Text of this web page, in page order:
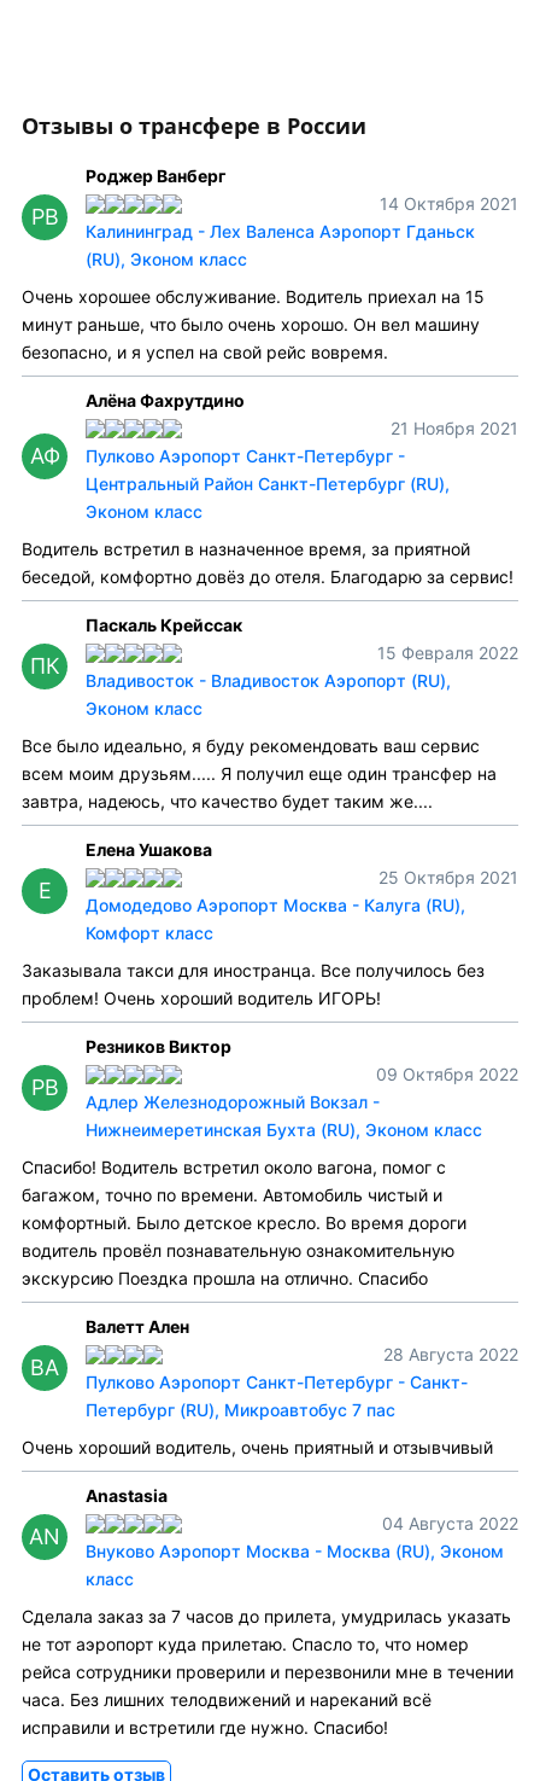
Отзывы о трансфере в России
РВ
Роджер Ванберг
14 Октября 2021
Калининград - Лех Валенса Аэропорт Гданьск
(RU), Эконом класс
Очень хорошее обслуживание. Водитель приехал на 15
минут раньше, что было очень хорошо. Он вел машину
безопасно, и я успел на свой рейс вовремя.
АФ
Алёна Фахрутдино
21 Ноября 2021
Пулково Аэропорт Санкт-Петербург -
Центральный Район Санкт-Петербург (RU),
Эконом класс
Водитель встретил в назначенное время, за приятной
беседой, комфортно довёз до отеля. Благодарю за сервис!
ПК
Паскаль Крейссак
15 Февраля 2022
Владивосток - Владивосток Аэропорт (RU),
Эконом класс
Все было идеально, я буду рекомендовать ваш сервис
всем моим друзьям..... Я получил еще один трансфер на
завтра, надеюсь, что качество будет таким же....
Е
Елена Ушакова
25 Октября 2021
Домодедово Аэропорт Москва - Калуга (RU),
Комфорт класс
Заказывала такси для иностранца. Все получилось без
проблем! Очень хороший водитель ИГОРЬ!
РВ
Резников Виктор
09 Октября 2022
Адлер Железнодорожный Вокзал -
Нижнеимеретинская Бухта (RU), Эконом класс
Спасибо! Водитель встретил около вагона, помог с
багажом, точно по времени. Автомобиль чистый и
комфортный. Было детское кресло. Во время дороги
водитель провёл познавательную ознакомительную
экскурсию Поездка прошла на отлично. Спасибо
ВА
Валетт Ален
28 Августа 2022
Пулково Аэропорт Санкт-Петербург - Санкт-
Петербург (RU), Микроавтобус 7 пас
Очень хороший водитель, очень приятный и отзывчивый
AN
Anastasia
04 Августа 2022
Внуково Аэропорт Москва - Москва (RU), Эконом
класс
Сделала заказ за 7 часов до прилета, умудрилась указать
не тот аэропорт куда прилетаю. Спасло то, что номер
рейса сотрудники проверили и перезвонили мне в течении
часа. Без лишних телодвижений и нареканий всё
исправили и встретили где нужно. Спасибо!
Оставить отзыв